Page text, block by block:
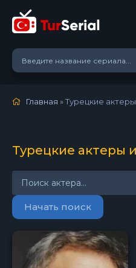
Главная » Турецкие
Турецкие актеры